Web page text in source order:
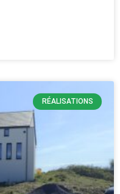
RÉALISATIONS